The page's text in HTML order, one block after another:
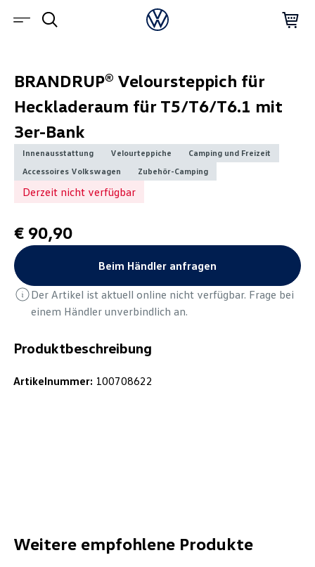
Produktbeschreibung
Artikelnummer: 100708622
BRANDRUP® Veloursteppich für
Heckladeraum für T5/T6/T6.1 mit
3er-Bank
Innenausstattung Velourteppiche
Camping und Freizeit
Accessoires Volkswagen
Zubehör-Camping
Derzeit nicht verfügbar
€ 90,90
Beim Händler anfragen
Der Artikel ist aktuell online nicht verfügbar. Frage bei
einem Händler unverbindlich an.
Weitere empfohlene Produkte